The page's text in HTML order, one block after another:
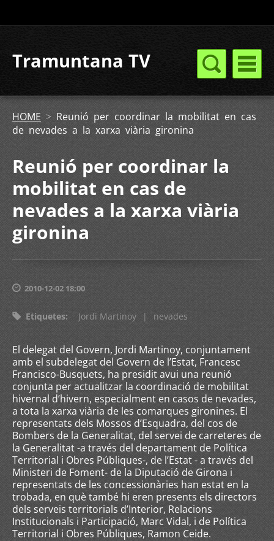
Tramuntana TV
HOME > Reunió per coordinar la mobilitat en cas
de nevades a la xarxa viària gironina
Reunió per coordinar la
mobilitat en cas de
nevades a la xarxa viària
gironina
2010-12-02 18:00
Etiquetes: Jordi Martinoy | nevades
El delegat del Govern, Jordi Martinoy, conjuntament
amb el subdelegat del Govern de l’Estat, Francesc
Francisco-Busquets, ha presidit avui una reunió
conjunta per actualitzar la coordinació de mobilitat
hivernal d’hivern, especialment en casos de nevades,
a tota la xarxa viària de les comarques gironines. El
representats dels Mossos d’Esquadra, del cos de
Bombers de la Generalitat, del servei de carreteres de
la Generalitat -a través del departament de Política
Territorial i Obres Públiques-, de l’Estat - a través del
Ministeri de Foment- de la Diputació de Girona i
representats de les concessionàries han estat en la
trobada, en què també hi eren presents els directors
dels serveis territorials d’Interior, Relacions
Institucionals i Participació, Marc Vidal, i de Política
Territorial i Obres Públiques, Ramon Ceide.